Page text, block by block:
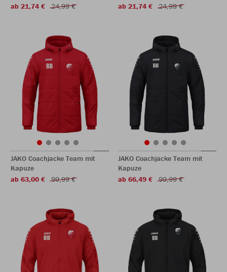
ab 21,74 €
24,99 €
ab 21,74 €
24,99 €
JAKO Coachjacke Team mit
Kapuze
ab 63,00 €
99,99 €
JAKO Coachjacke Team mit
Kapuze
ab 66,49 €
99,99 €